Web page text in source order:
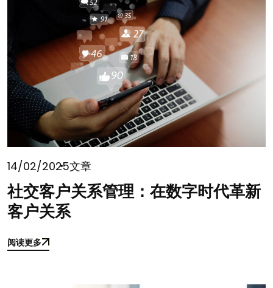
14/02/2025文章
社交客户关系管理：在数字时代革新
客户关系
阅读更多
阅读更多